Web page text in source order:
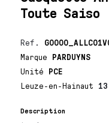
Toute Saiso
Ref.
Marque PARDUYNS
Unité PCE
Leuze-en-Hainaut
Description